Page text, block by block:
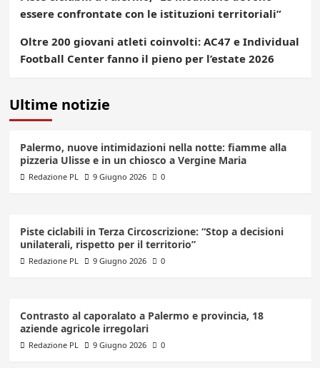
essere confrontate con le istituzioni territoriali”
Oltre 200 giovani atleti coinvolti: AC47 e Individual
Football Center fanno il pieno per l’estate 2026
Ultime notizie
Palermo, nuove intimidazioni nella notte: fiamme alla
pizzeria Ulisse e in un chiosco a Vergine Maria
Redazione PL 9 Giugno 2026 0
Piste ciclabili in Terza Circoscrizione: “Stop a decisioni
unilaterali, rispetto per il territorio”
Redazione PL 9 Giugno 2026 0
Contrasto al caporalato a Palermo e provincia, 18
aziende agricole irregolari
Redazione PL 9 Giugno 2026 0